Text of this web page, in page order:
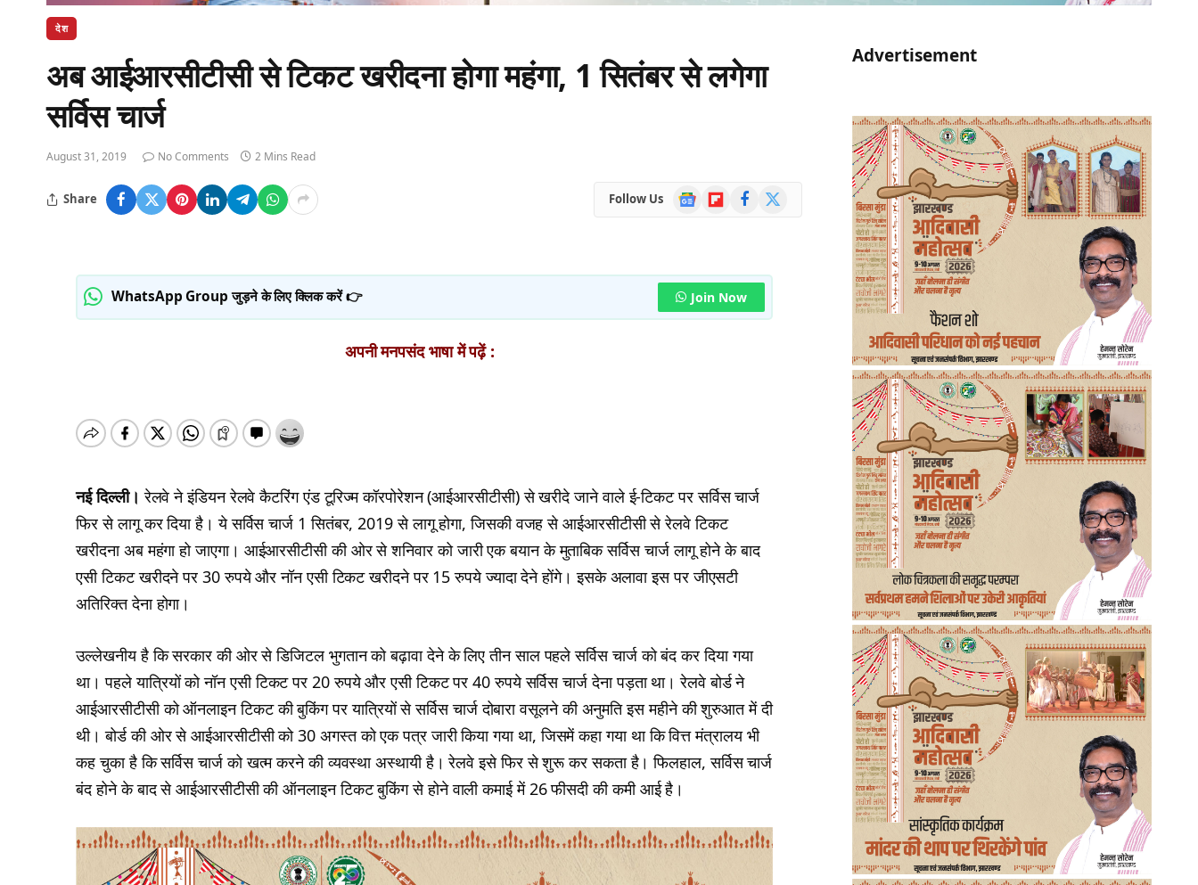
देश
अब आईआरसीटीसी से टिकट खरीदना होगा महंगा, 1 सितंबर से लगेगा
सर्विस चार्ज
August 31, 2019 No Comments 2 Mins Read
Share Follow Us
Google
News
FlipboardFacebook
WhatsApp Group जुड़ने के लिए क्लिक करें 👉 Join Now
अपनी मनपसंद भाषा में पढ़ें :
नई दिल्‍ली। रेलवे ने इंडियन रेलवे कैटरिंग एंड टूरिज्‍म कॉरपोरेशन (आईआरसीटीसी) से खरीदे जाने वाले ई-टिकट पर सर्विस चार्ज
फिर से लागू कर दिया है। ये सर्विस चार्ज 1 सितंबर, 2019 से लागू होगा, जिसकी वजह से आईआरसीटीसी से रेलवे टिकट
खरीदना अब महंगा हो जाएगा। आईआरसीटीसी की ओर से शनिवार को जारी एक बयान के मुताबिक सर्विस चार्ज लागू होने के बाद
एसी टिकट खरीदने पर 30 रुपये और नॉन एसी टिकट खरीदने पर 15 रुपये ज्यादा देने होंगे। इसके अलावा इस पर जीएसटी
अतिरिक्त देना होगा।
उल्लेखनीय है कि सरकार की ओर से डिजिटल भुगतान को बढ़ावा देने के लिए तीन साल पहले सर्विस चार्ज को बंद कर दिया गया
था। पहले यात्रियों को नॉन एसी टिकट पर 20 रुपये और एसी टिकट पर 40 रुपये सर्विस चार्ज देना पड़ता था। रेलवे बोर्ड ने
आईआरसीटीसी को ऑनलाइन टिकट की बुकिंग पर यात्रियों से सर्विस चार्ज दोबारा वसूलने की अनुमति इस महीने की शुरुआत में दी
थी। बोर्ड की ओर से आईआरसीटीसी को 30 अगस्त को एक पत्र जारी किया गया था, जिसमें कहा गया था कि वित्त मंत्रालय भी
कह चुका है कि सर्विस चार्ज को खत्म करने की व्यवस्था अस्थायी है। रेलवे इसे फिर से शुरू कर सकता है। फिलहाल, सर्विस चार्ज
बंद होने के बाद से आईआरसीटीसी की ऑनलाइन टिकट बुकिंग से होने वाली कमाई में 26 फीसदी की कमी आई है।
Advertisement